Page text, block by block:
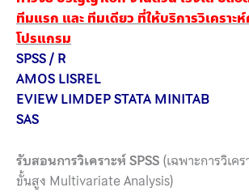
ทีมแรก และ ทีมเดียว ที่ให้บริการวิเครา
โปรแกรม
SPSS / R
AMOS LISREL
EVIEW LIMDEP STATA MINITAB
SAS
รับสอนการวิเคราะห์ SPSS(เฉพาะการวิเค
ขั้นสูง Multivariate Analysis)